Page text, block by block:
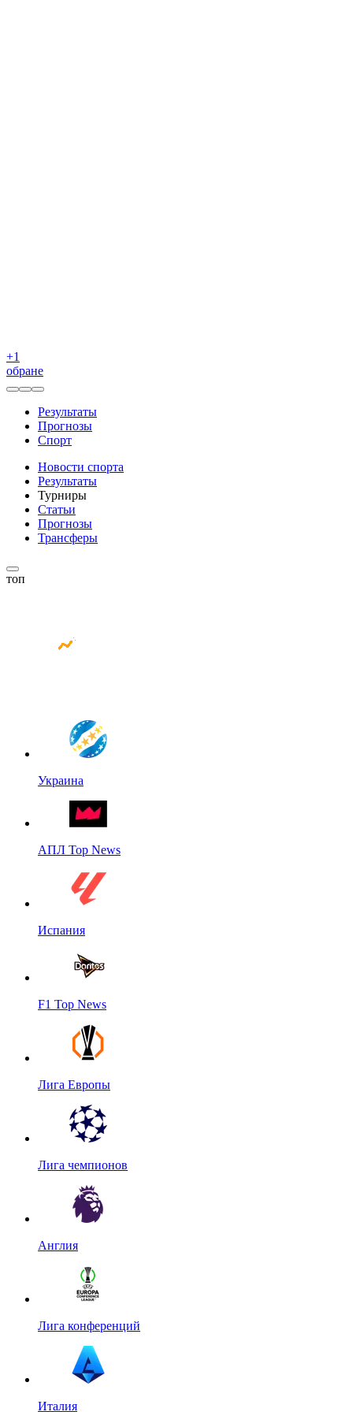
+1
обране
Результаты
Прогнозы
Спорт
Новости спорта
Результаты
Турниры
Статьи
Прогнозы
Трансферы
топ
Украина
АПЛ Top News
Испания
F1 Top News
Лига Европы
Лига чемпионов
Англия
Лига конференций
Италия